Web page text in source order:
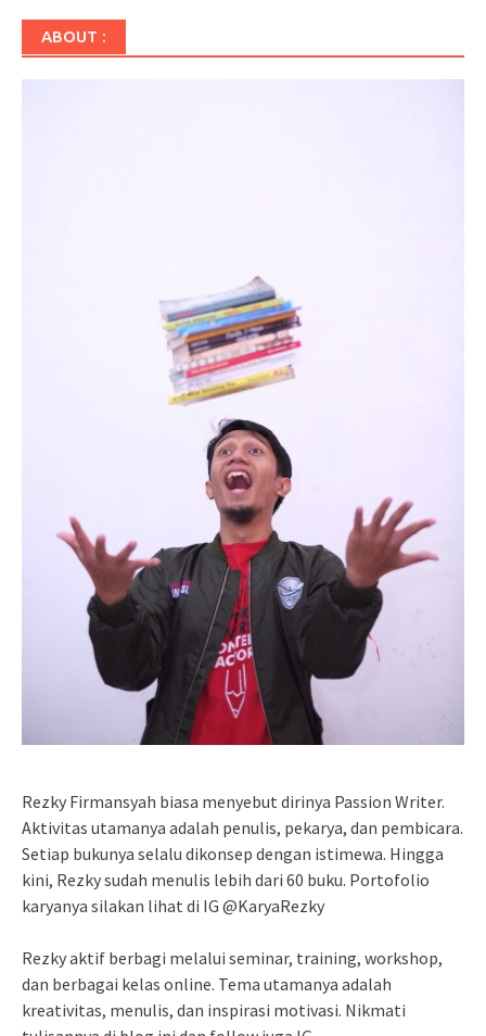
ABOUT :
Rezky Firmansyah biasa menyebut dirinya Passion Writer.
Aktivitas utamanya adalah penulis, pekarya, dan pembicara.
Setiap bukunya selalu dikonsep dengan istimewa. Hingga
kini, Rezky sudah menulis lebih dari 60 buku. Portofolio
karyanya silakan lihat di IG @KaryaRezky
Rezky aktif berbagi melalui seminar, training, workshop,
dan berbagai kelas online. Tema utamanya adalah
kreativitas, menulis, dan inspirasi motivasi. Nikmati